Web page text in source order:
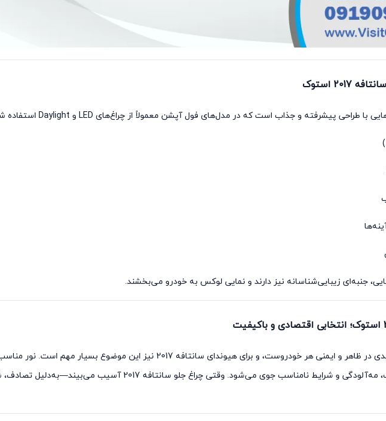
استوک
جنبه‌ای زیبایی‌شناسانه نیز دارند و نمایی لوکس به خودرو می‌بخشند.
چراغ جلو یکی از اجزای کلیدی در ظاهر و ایمنی هر خودروست، و برای هیوندای
افزایش دید راننده در شب، مه‌آلودگی و شرایط نامناسب جوی می‌شود.